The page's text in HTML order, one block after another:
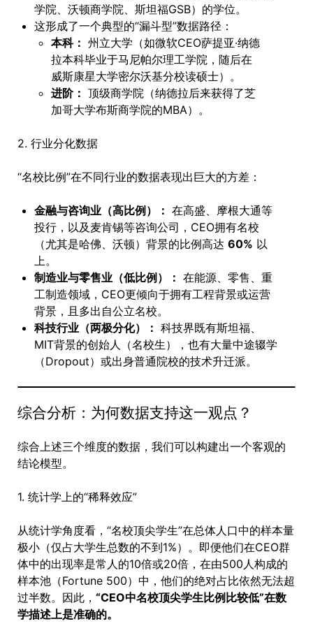
学院、沃顿商学院、斯坦福GSB）的学位。
这形成了一个典型的“漏斗型”数据路径：
本科： 州立大学（如微软CEO萨提亚·纳德
拉本科毕业于马尼帕尔理工学院，随后在
威斯康星大学密尔沃基分校读硕士）。
进阶： 顶级商学院（纳德拉后来获得了芝
加哥大学布斯商学院的MBA）。
2. 行业分化数据
“名校比例”在不同行业的数据表现出巨大的方差：
金融与咨询业（高比例）： 在高盛、摩根大通等
投行，以及麦肯锡等咨询公司，CEO拥有名校
（尤其是哈佛、沃顿）背景的比例高达 60% 以
上。
制造业与零售业（低比例）： 在能源、零售、重
工制造领域，CEO更倾向于拥有工程背景或运营
背景，且多出自公立名校。
科技行业（两极分化）： 科技界既有斯坦福、
MIT背景的创始人（名校生），也有大量中途辍学
（Dropout）或出身普通院校的技术升迁派。
综合分析：为何数据支持这一观点？
综合上述三个维度的数据，我们可以构建出一个客观的
结论模型。
1. 统计学上的“稀释效应”
从统计学角度看，“名校顶尖学生”在总体人口中的样本量
极小（仅占大学生总数的不到1%）。即便他们在CEO群
体中的出现率是常人的10倍或20倍，在由500人构成的
样本池（Fortune 500）中，他们的绝对占比依然无法超
过半数。因此， “CEO中名校顶尖学生比例比较低”在数
学描述上是准确的。